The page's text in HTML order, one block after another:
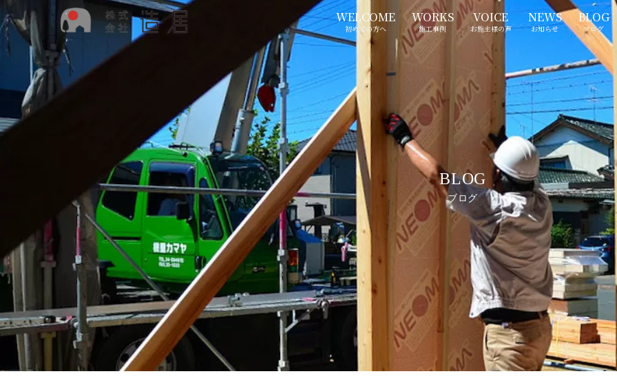
WELCOME
初めての方へ
WORKS
施工事例
VOICE
お施主様の声
NEWS
お知らせ
BLOG
ブログ
BLOG
ブログ